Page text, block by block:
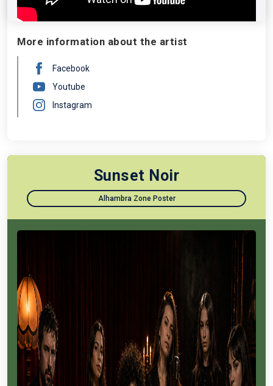
creativas. Todo un espectáculo.
More information about the artist
Facebook
Youtube
Instagram
Sunset Noir
Alhambra Zone Poster